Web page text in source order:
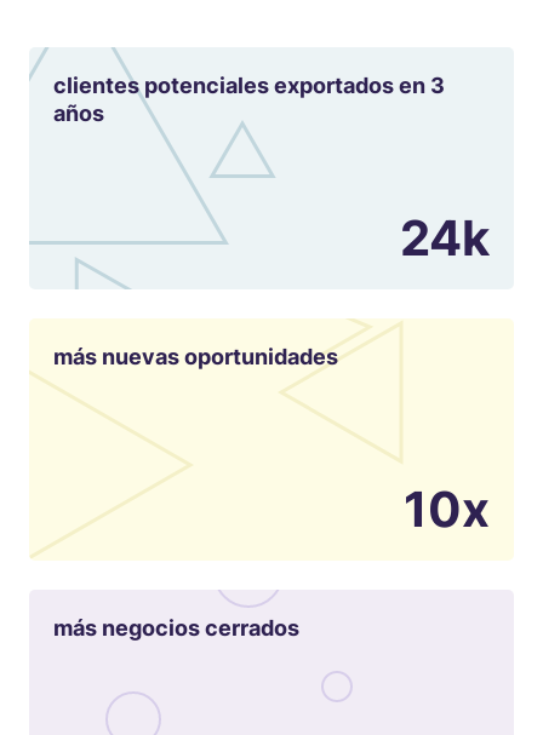
clientes potenciales exportados en 3
años
24k
más nuevas oportunidades
10x
más negocios cerrados